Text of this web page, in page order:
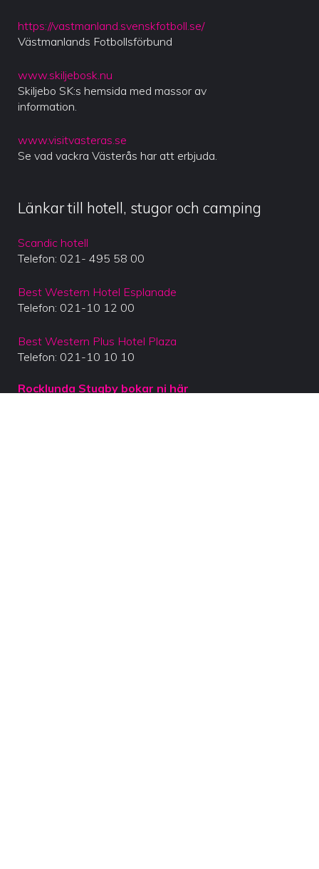
https://vastmanland.svenskfotboll.se/
Västmanlands Fotbollsförbund
www.skiljebosk.nu
Skiljebo SK:s hemsida med massor av
information.
www.visitvasteras.se
Se vad vackra Västerås har att erbjuda.
Länkar till hotell, stugor och camping
Scandic hotell
Telefon: 021- 495 58 00
Best Western Hotel Esplanade
Telefon: 021-10 12 00
Best Western Plus Hotel Plaza
Telefon: 021-10 10 10
Rocklunda Stugby bokar ni här